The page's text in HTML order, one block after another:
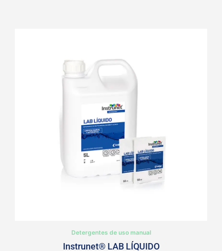
Detergentes de uso manual
Instrunet® LAB LÍQUIDO